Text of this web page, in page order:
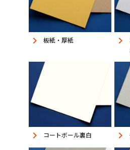
keyboard_arrow_right 板紙・厚紙 keyboard_arrow_right
keyboard_arrow_right コートボール裏白 keyboard_arrow_right